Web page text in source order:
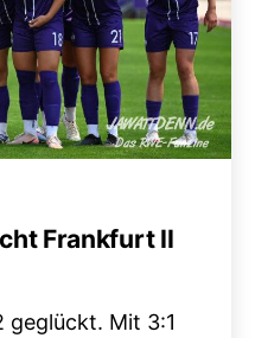
Frankfurt II
geglückt. Mit 3:1